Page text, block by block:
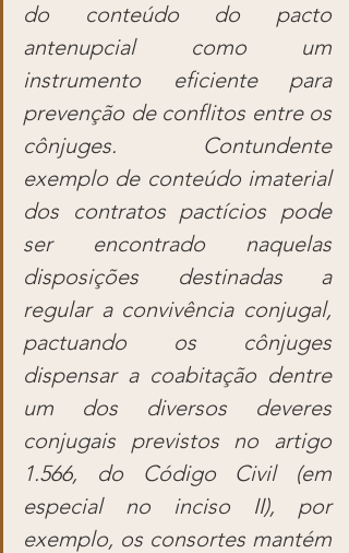
do conteúdo do pacto
antenupcial como um
instrumento eficiente para
prevenção de conflitos entre os
cônjuges. Contundente
exemplo de conteúdo imaterial
dos contratos pactícios pode
ser encontrado naquelas
disposições destinadas a
regular a convivência conjugal,
pactuando os cônjuges
dispensar a coabitação dentre
um dos diversos deveres
conjugais previstos no artigo
1.566, do Código Civil (em
especial no inciso II), por
exemplo, os consortes mantém